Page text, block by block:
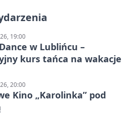
19:00
w Lublińcu –
kurs tańca na wakacje
20:00
Kino „Karolinka” pod